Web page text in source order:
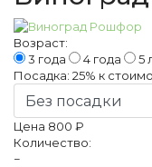
Возраст:
3 года
4 года 5
Посадка: 25% к
Цена 800 ₽
Количество:
−